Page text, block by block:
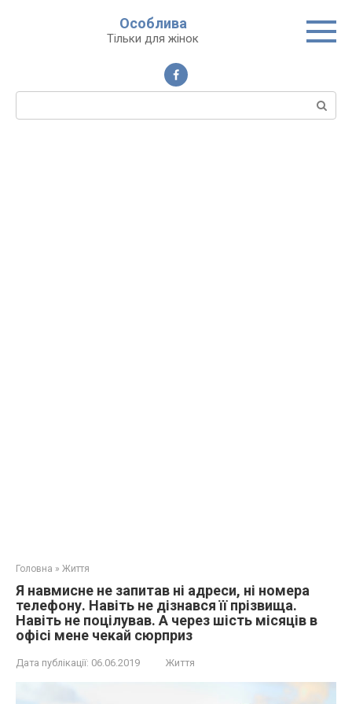
Особлива
Тільки для жінок
Пошук:
Головна » Життя
Я навмисне не запитав ні адреси, ні номера
телефону. Навіть не дізнався її прізвища.
Навіть не поцілував. А через шість місяців в
офісі мене чекай сюрприз
Дата публікації: 06.06.2019 Життя